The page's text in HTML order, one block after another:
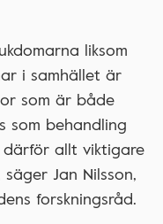
liksom
i samhället är
som är både
som behandling
därför allt viktigare
Jan Nilsson,
forskningsråd.